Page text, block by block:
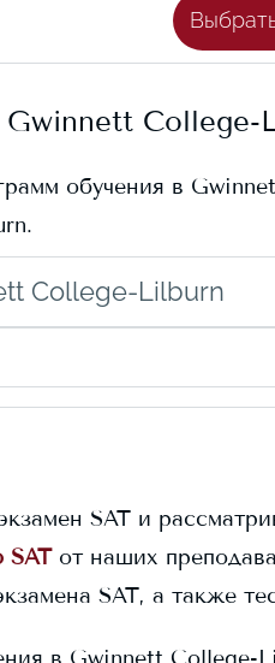
Gwinnett College-
обучения в
.
College-Lilburn
SAT и
SAT от наших
SAT, а также